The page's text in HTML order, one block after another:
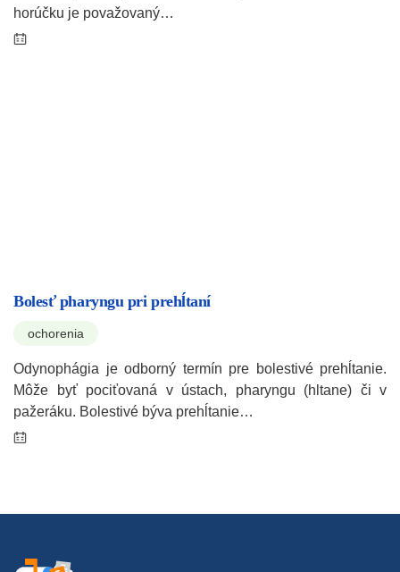
horúčku je považovaný…
Bolesť pharyngu pri prehĺtaní
ochorenia
Odynophágia je odborný termín pre bolestivé prehĺtanie.
Môže byť pociťovaná v ústach, pharyngu (hltane) či v
pažeráku. Bolestivé býva prehĺtanie…